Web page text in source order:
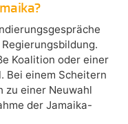
Koalition oder einer
Bei einem Scheitern
zu einer Neuwahl
der Jamaika-